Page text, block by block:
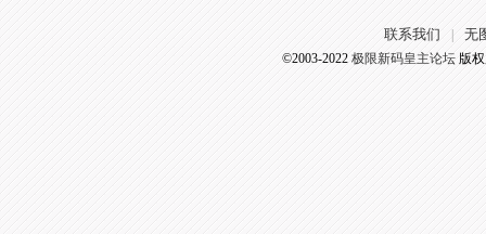
联系我们 无
©2003-2022 极限新码皇主论坛版权